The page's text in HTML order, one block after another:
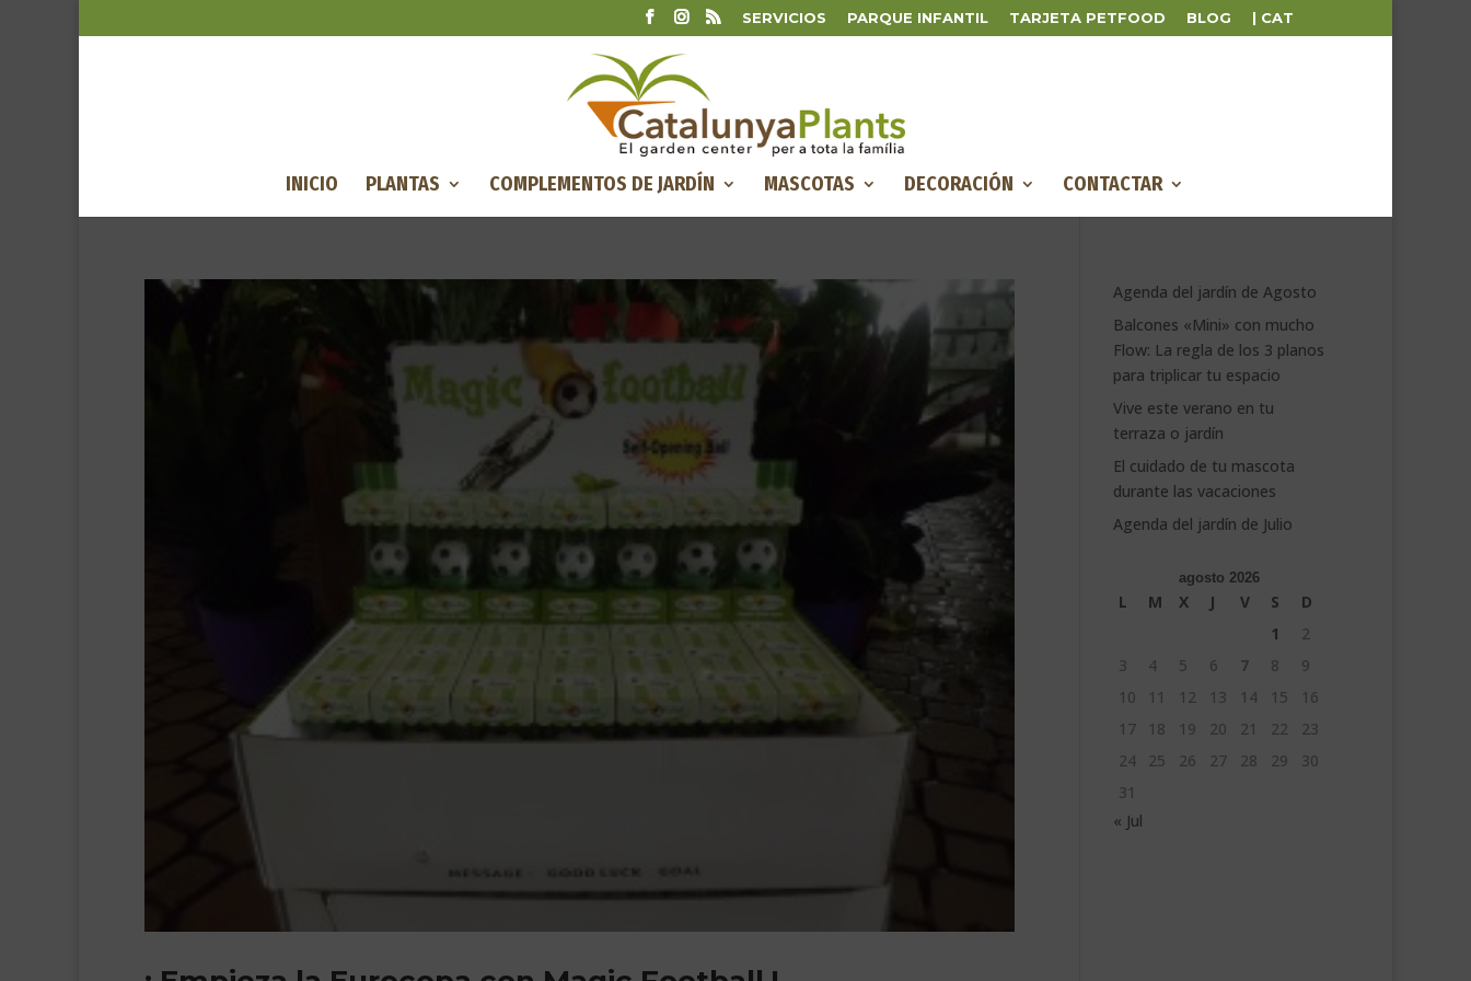
SERVICIOS PARQUE INFANTIL TARJETA PETFOOD BLOG | CAT
INICIO PLANTAS COMPLEMENTOS DE JARDÍN MASCOTAS DECORACIÓN CONTACTAR
Agenda del jardín de Agosto
Balcones «Mini» con mucho
Flow: La regla de los 3 planos
para triplicar tu espacio
Vive este verano en tu
terraza o jardín
El cuidado de tu mascota
durante las vacaciones
Agenda del jardín de Julio
agosto 2026
L M X J V S
D
1
2
3
4 5 6 7 8
9
10
11 12 13 14 15
16
17
18 19 20 21 22
23
24
25 26 27 28 29
30
31
« Jul